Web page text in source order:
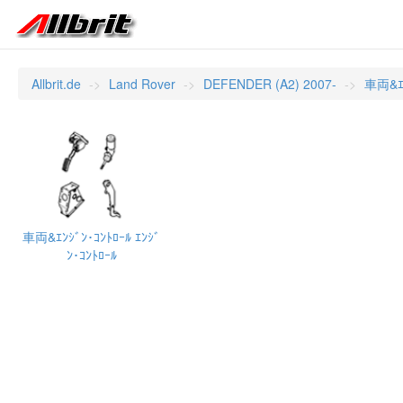
Allbrit.de Land Rover DEFENDER (A2) 2007- 車両&
車両&ｴﾝｼﾞﾝ･ｺﾝﾄﾛｰﾙ ｴﾝｼﾞ
ﾝ･ｺﾝﾄﾛｰﾙ